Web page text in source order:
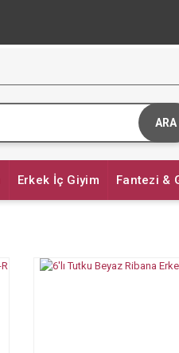
ARA
Erkek İç Giyim Fantezi &